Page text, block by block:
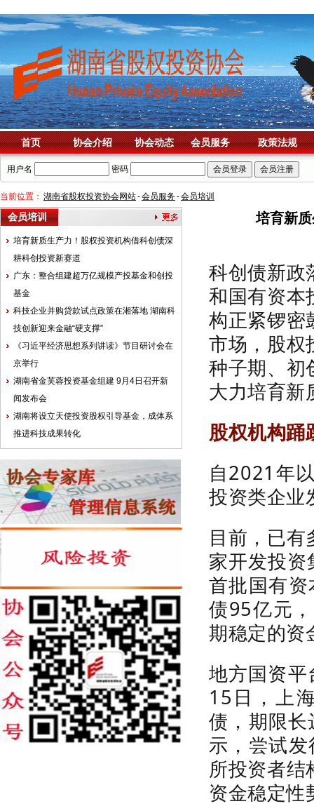
首页 协会介绍 协会动态 会员服务 政策法规
用户名 密码
当前位置： 湖南省股权投资协会网站-会员服务-会员培训
会员培训
培育新质生产力！股权投资机构借科创债深
耕科创投资新赛道
广东：整合组建超万亿规模产投基金和创投
基金
科技企业并购贷款试点政策在湘落地 湖南科
技创新迎来金融“硬支撑”
《习近平经济思想系列讲读》节目研讨会在
京举行
湖南省金芙蓉投资基金组建 9月4日召开新
闻发布会
湖南将设立天使投资股权引导基金，成体系
推进科技成果转化
培育新
科创债新政
和国有资本
构正紧锣密
市场，股权
种子期、初
大力培育新
股权机构踊
自2021 年
投资类企业
目前，已
家开发投资
首批国有
债95亿元
期稳定的资
地方国资
15 日，上
债，期限长
示，尝试
所投资者结
资金稳定性